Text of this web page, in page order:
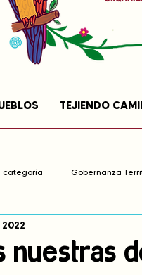
TEJIENDO
categoría Gobernanza
nuestras
2022